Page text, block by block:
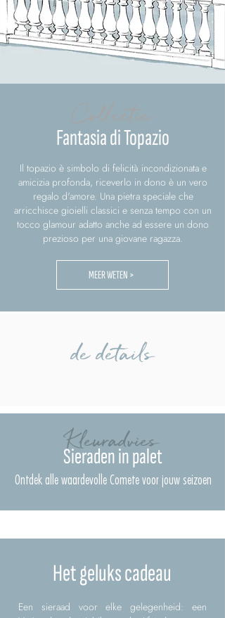
Fantasia di Topazio
Il topazio è simbolo di felicità incondizionata e
amicizia profonda, riceverlo in dono è un vero
regalo d'amore. Una pietra speciale che
arricchisce gioielli classici e senza tempo con un
tocco glamour adatto anche ad essere un dono
prezioso per una giovane ragazza.
MEER WETEN >
de details
Kleuradvies
Sieraden in palet
Ontdek alle waardevolle Comete voor jouw seizoen
Het geluks cadeau
Een sieraad voor elke gelegenheid: een